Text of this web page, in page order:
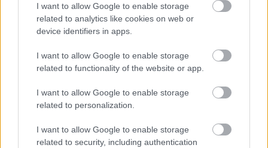
I want to allow Google to enable storage
related to analytics like cookies on web or
device identifiers in apps.
I want to allow Google to enable storage
related to functionality of the website or app.
I want to allow Google to enable storage
related to personalization.
I want to allow Google to enable storage
related to security, including authentication